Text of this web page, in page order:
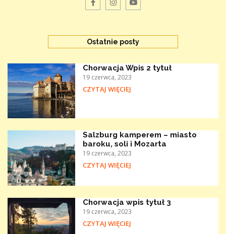
Ostatnie posty
Chorwacja Wpis 2 tytuł
19 czerwca, 2023
CZYTAJ WIĘCIEJ
Salzburg kamperem – miasto
baroku, soli i Mozarta
19 czerwca, 2023
CZYTAJ WIĘCIEJ
Chorwacja wpis tytuł 3
19 czerwca, 2023
CZYTAJ WIĘCIEJ